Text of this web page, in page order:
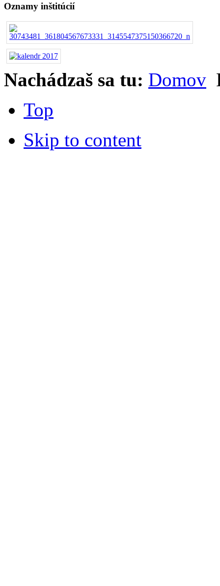
Oznamy inštitúcií
Nachádzaš sa tu: Domov
Top
Skip to content